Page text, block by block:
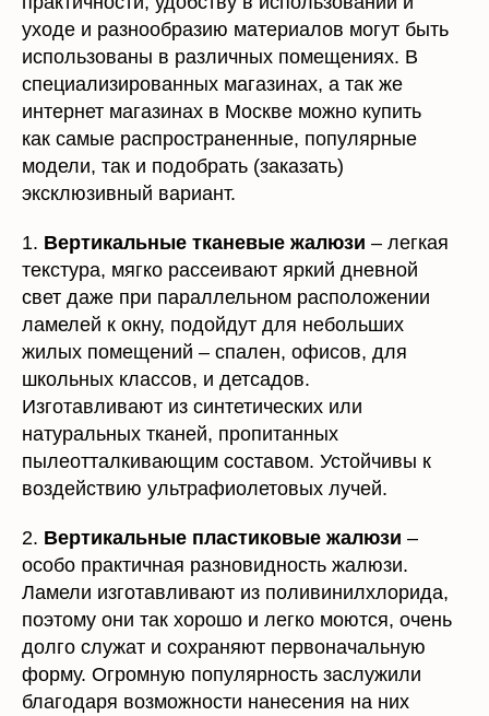
использованы в различных помещениях. В
специализированных магазинах, а так же
интернет магазинах в Москве можно купить
как самые распространенные, популярные
модели, так и подобрать (заказать)
эксклюзивный вариант.
1.Вертикальные тканевые жалюзи
текстура, мягко рассеивают яркий дневной
свет даже при параллельном расположении
ламелей к окну, подойдут для небольших
жилых помещений – спален, офисов, для
школьных классов, и детсадов.
Изготавливают из синтетических или
натуральных тканей, пропитанных
пылеотталкивающим составом. Устойчивы к
воздействию ультрафиолетовых лучей.
2.Вертикальные пластиковые жалюзи
особо практичная разновидность жалюзи.
Ламели изготавливают из поливинилхлорида,
поэтому они так хорошо и легко моются, очень
долго служат и сохраняют первоначальную
форму. Огромную популярность заслужили
благодаря возможности нанесения на них
принтов. Это может быть и веселый